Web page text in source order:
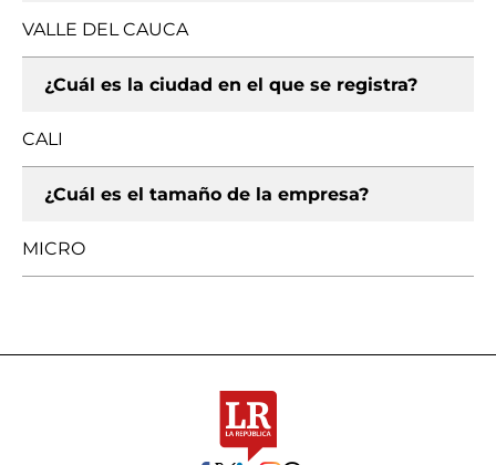
VALLE DEL CAUCA
¿Cuál es la ciudad en el que se registra?
CALI
¿Cuál es el tamaño de la empresa?
MICRO